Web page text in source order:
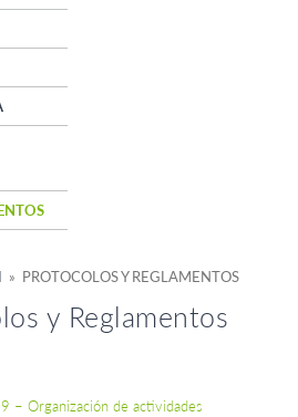
» PROTOCOLOS Y REGLAMENTOS
y Reglamentos
– Organización de actividades